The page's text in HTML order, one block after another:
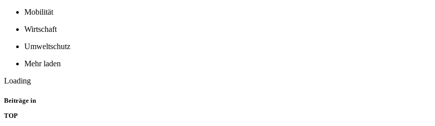
Mobilität
Wirtschaft
Umweltschutz
Mehr laden
Loading
Beiträge in
TOP